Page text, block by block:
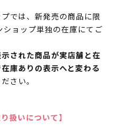
では、新発売の商品に限
ョップ単独の在庫にてご
された商品が実店舗と在
庫ありの表示へと変わる
さい。
扱いについて】